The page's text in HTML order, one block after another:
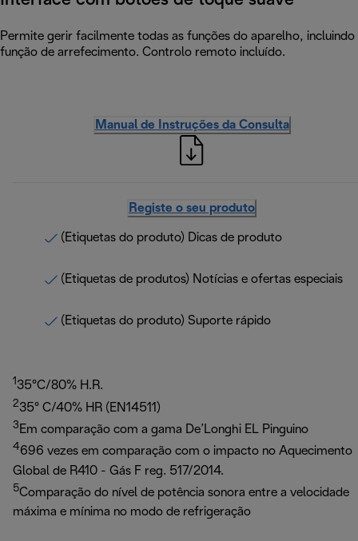
Permite gerir facilmente todas as funções do aparelho,
função de arrefecimento. Controlo remoto incluído.
Manual de Instruções da Consulta
Registe o seu produto
(Etiquetas do produto) Dicas de produto
(Etiquetas de produtos) Notícias e ofertas especiais
(Etiquetas do produto) Suporte rápido
1 35°C/80% H.R.
235° C/40% HR (EN14511)
3 Em comparação com a gama De’Longhi EL Pinguino
4696 vezes em comparação com o impacto no Aquecimento
Global de R410 - Gás F reg. 517/2014.
5Comparação do nível de potência sonora entre a velocidade
máxima e mínima no modo de refrigeração